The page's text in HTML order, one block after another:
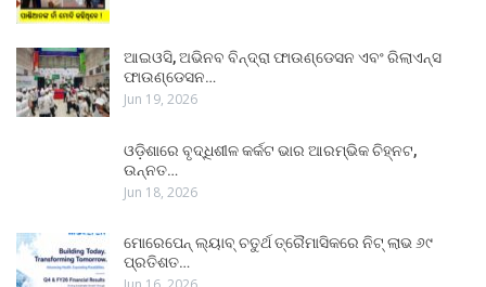
ଆଇଓସି, ଅଭିନବ ବିନ୍ଦ୍ରା ଫାଉଣ୍ଡେସନ ଏବଂ ରିଲାଏନ୍ସ
ଫାଉଣ୍ଡେସନ…
Jun 19, 2026
ଓଡ଼ିଶାରେ ବୃଦ୍ଧିଶୀଳ କର୍କଟ ଭାର ଆରମ୍ଭିକ ଚିହ୍ନଟ,
ଉନ୍ନତ…
Jun 18, 2026
ମୋରେପେନ୍ ଲ୍ୟାବ୍ ଚତୁର୍ଥ ତ୍ରୈମାସିକରେ ନିଟ୍ ଲାଭ ୬୯
ପ୍ରତିଶତ…